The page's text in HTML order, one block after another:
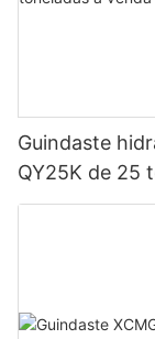
Guindaste
QY25K de 25